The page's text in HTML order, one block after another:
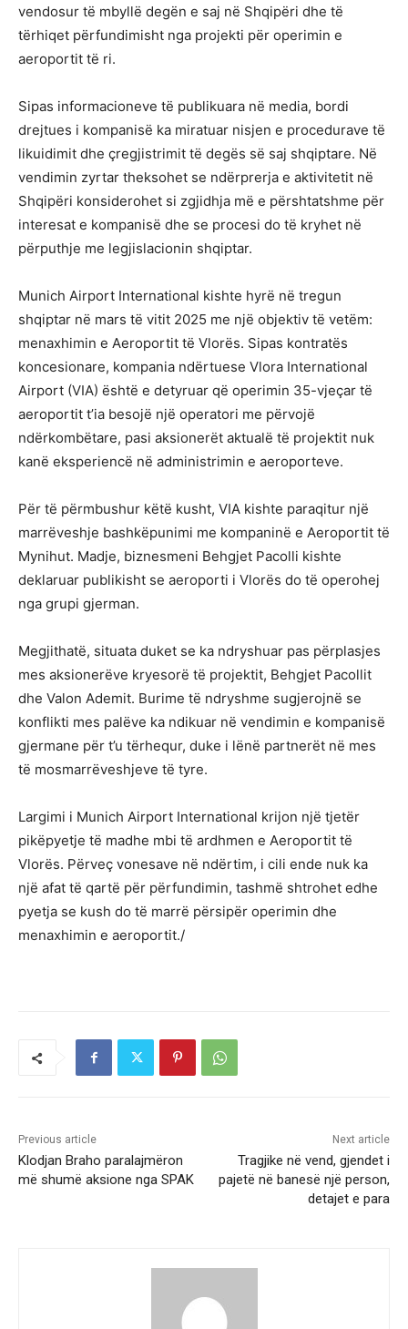
vendosur të mbyllë degën e saj në Shqipëri dhe të
tërhiqet përfundimisht nga projekti për operimin e
aeroportit të ri.
Sipas informacioneve të publikuara në media, bordi
drejtues i kompanisë ka miratuar nisjen e procedurave të
likuidimit dhe çregjistrimit të degës së saj shqiptare. Në
vendimin zyrtar theksohet se ndërprerja e aktivitetit në
Shqipëri konsiderohet si zgjidhja më e përshtatshme për
interesat e kompanisë dhe se procesi do të kryhet në
përputhje me legjislacionin shqiptar.
Munich Airport International kishte hyrë në tregun
shqiptar në mars të vitit 2025 me një objektiv të vetëm:
menaxhimin e Aeroportit të Vlorës. Sipas kontratës
koncesionare, kompania ndërtuese Vlora International
Airport (VIA) është e detyruar që operimin 35-vjeçar të
aeroportit t’ia besojë një operatori me përvojë
ndërkombëtare, pasi aksionerët aktualë të projektit nuk
kanë eksperiencë në administrimin e aeroporteve.
Për të përmbushur këtë kusht, VIA kishte paraqitur një
marrëveshje bashkëpunimi me kompaninë e Aeroportit të
Mynihut. Madje, biznesmeni Behgjet Pacolli kishte
deklaruar publikisht se aeroporti i Vlorës do të operohej
nga grupi gjerman.
Megjithatë, situata duket se ka ndryshuar pas përplasjes
mes aksionerëve kryesorë të projektit, Behgjet Pacollit
dhe Valon Ademit. Burime të ndryshme sugjerojnë se
konflikti mes palëve ka ndikuar në vendimin e kompanisë
gjermane për t’u tërhequr, duke i lënë partnerët në mes
të mosmarrëveshjeve të tyre.
Largimi i Munich Airport International krijon një tjetër
pikëpyetje të madhe mbi të ardhmen e Aeroportit të
Vlorës. Përveç vonesave në ndërtim, i cili ende nuk ka
një afat të qartë për përfundimin, tashmë shtrohet edhe
pyetja se kush do të marrë përsipër operimin dhe
menaxhimin e aeroportit./
Previous article
Klodjan Braho paralajmëron
më shumë aksione nga SPAK
Next article
Tragjike në vend, gjendet i
pajetë në banesë një person,
detajet e para